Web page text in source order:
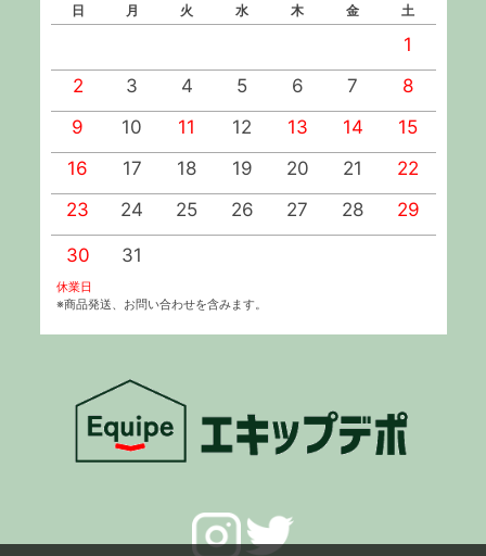
日 月 火 水 木 金 土
1
2
3 4 5 6 7
8
9
10 11 12 13 14
15
16
17 18 19 20 21
22
23
24 25 26 27 28 29
30 31
休業日
※商品発送、お問い合わせを含みます。